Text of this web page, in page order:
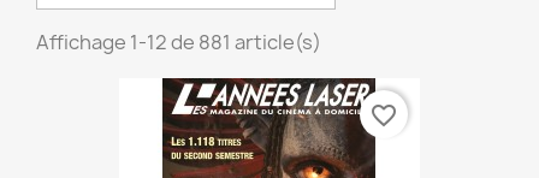
Affichage 1-12 de 881 article(s)
favorite_border